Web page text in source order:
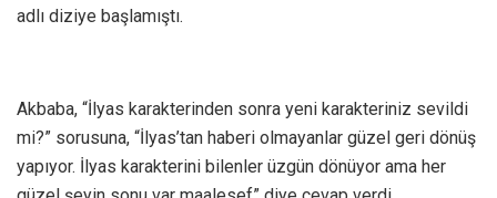
adlı diziye başlamıştı.
Akbaba, “İlyas karakterinden sonra yeni karakteriniz sevildi
mi?” sorusuna, “İlyas’tan haberi olmayanlar güzel geri dönüş
yapıyor. İlyas karakterini bilenler üzgün dönüyor ama her